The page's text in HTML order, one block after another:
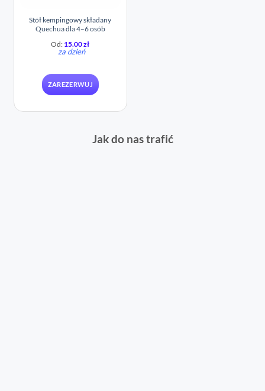
Stół kempingowy składany
Quechua dla 4–6 osób
Od: 15.00zł
za dzień
ZAREZERWUJ
Jak do nas trafić